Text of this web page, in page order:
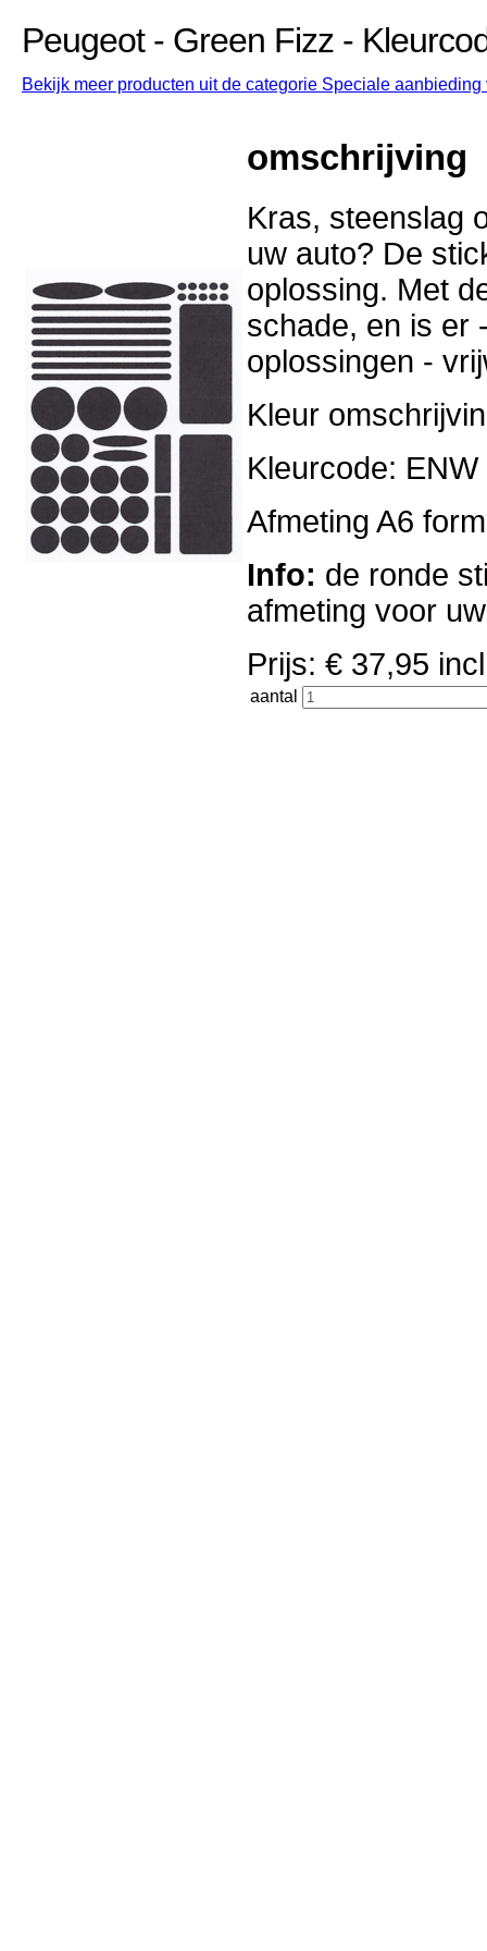
Peugeot - Green Fizz -
Bekijk meer producten uit de categorie Speciale
omschrijving
Kras, steenslag
uw auto? De
oplossing. Met
schade, en is er
oplossingen -
Kleur
Kleurcode:
Afmeting A6
Info: de ronde
afmeting voor
Prijs: € 37,95
aantal